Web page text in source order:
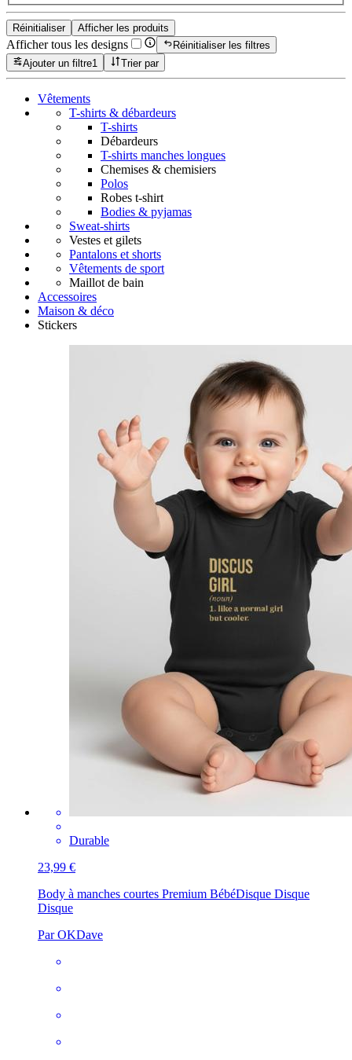
Réinitialiser Afficher les produits
Afficher tous les designs
Réinitialiser les filtres
Ajouter un filtre1 Trier par
Vêtements
T-shirts & débardeurs
T-shirts
Débardeurs
T-shirts manches longues
Chemises & chemisiers
Polos
Robes t-shirt
Bodies & pyjamas
Sweat-shirts
Vestes et gilets
Pantalons et shorts
Vêtements de sport
Maillot de bain
Accessoires
Maison & déco
Stickers
Durable
23,99 €
Body à manches courtes Premium BébéDisque Disque
Disque
Par OKDave